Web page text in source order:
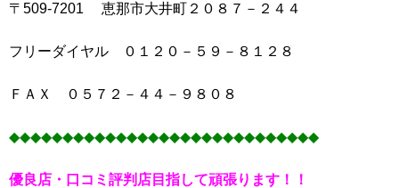
〒509-7201 恵那市大井町２０８７－２４４
フリーダイヤル ０１２０－５９－８１２８
ＦＡＸ ０５７２－４４－９８０８
◆◆◆◆◆◆◆◆◆◆◆◆◆◆◆◆◆◆◆◆◆◆◆◆◆◆◆◆◆
優良店・口コミ評判店目指して頑張ります！！